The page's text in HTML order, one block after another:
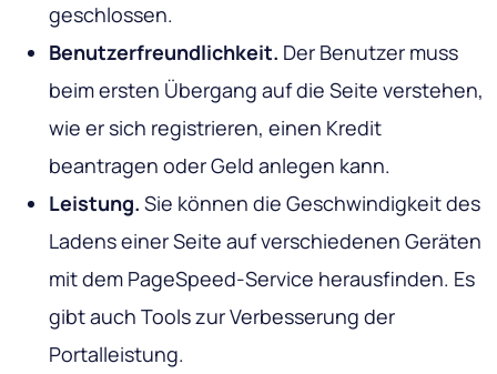
geschlossen.
Benutzerfreundlichkeit. Der Benutzer muss
beim ersten Übergang auf die Seite verstehen,
wie er sich registrieren, einen Kredit
beantragen oder Geld anlegen kann.
Leistung. Sie können die Geschwindigkeit des
Ladens einer Seite auf verschiedenen Geräten
mit dem PageSpeed-Service herausfinden. Es
gibt auch Tools zur Verbesserung der
Portalleistung.